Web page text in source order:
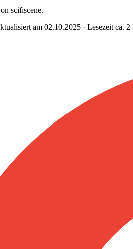
scifiscene.
am 02.10.2025 · Lesezeit ca.